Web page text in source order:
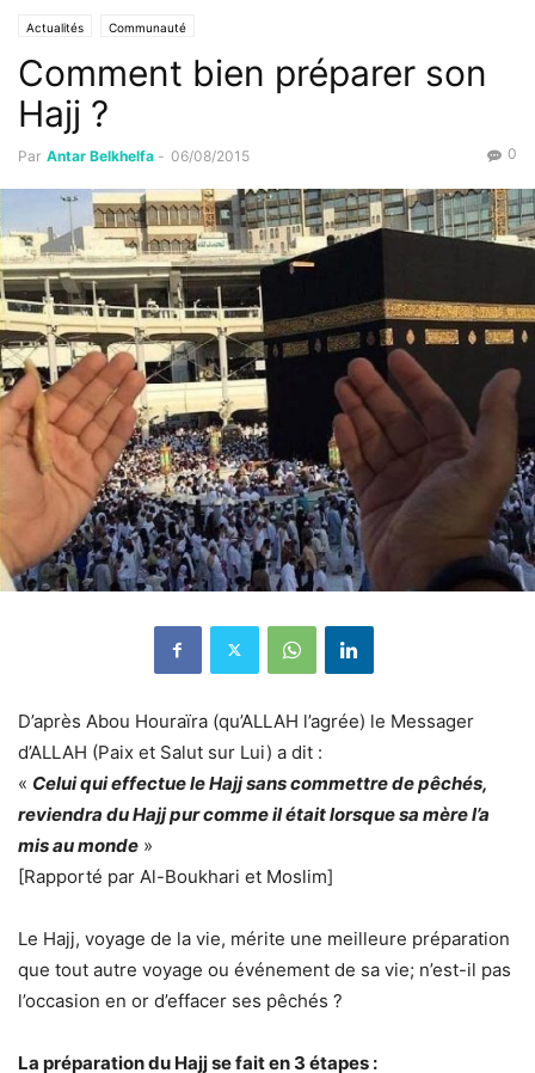
Actualités Communauté
Comment bien préparer son
Hajj ?
Par Antar Belkhelfa - 06/08/2015 0
D’après Abou Houraïra (qu’ALLAH l’agrée) le Messager
d’ALLAH (Paix et Salut sur Lui) a dit :
« Celui qui effectue le Hajj sans commettre de pêchés,
reviendra du Hajj pur comme il était lorsque sa mère l’a
mis au monde »
[Rapporté par Al-Boukhari et Moslim]
Le Hajj, voyage de la vie, mérite une meilleure préparation
que tout autre voyage ou événement de sa vie; n’est-il pas
l’occasion en or d’effacer ses pêchés ?
La préparation du Hajj se fait en 3 étapes :